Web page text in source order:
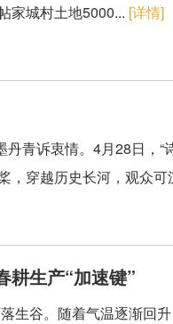
家城村土地5000... [详情]
青诉衷情。4月28日，“
，穿越历史长河，观众可
耕生产“加速键”
生谷。随着气温逐渐回